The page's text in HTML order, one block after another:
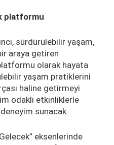
platformu
sürdürülebilir yaşam,
araya getiren
olarak hayata
yaşam pratiklerini
haline getirmeyi
odaklı etkinliklerle
sunacak.
eksenlerinde